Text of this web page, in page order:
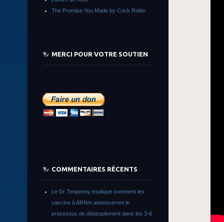
The Promise You Made by Cock Robin
MERCI POUR VOTRE SOUTIEN
COMMENTAIRES RÉCENTS
Le Dr Tenpenny explique comment les
vaccins à ARNm annonceront le
processus de dépeuplement dans les 3-6